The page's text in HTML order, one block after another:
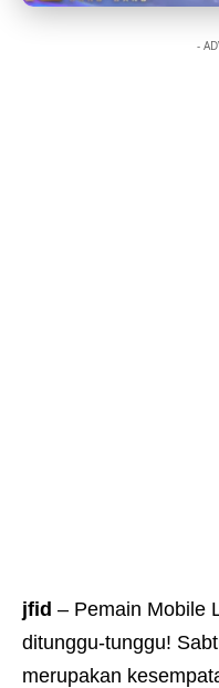
-
jfid – Pemain Mobile
ditunggu-tunggu!
merupakan